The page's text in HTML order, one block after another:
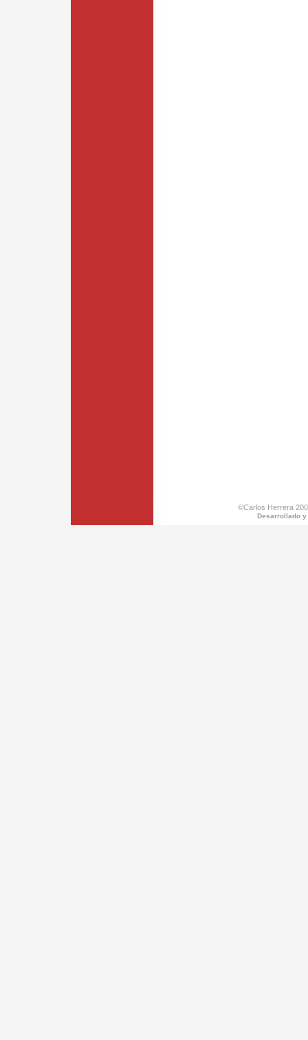
©Carlos Herrera
Desarrollado